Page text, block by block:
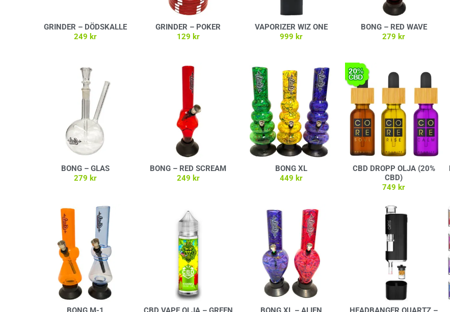
GRINDER – DÖDSKALLE
249 kr
GRINDER – POKER
129 kr
VAPORIZER WIZ ONE
999 kr
BONG – RED WAVE
279 kr
BONG – GLAS
279 kr
BONG – RED SCREAM
249 kr
BONG XL
449 kr
CBD DROPP OLJA (20%
CBD)
749 kr